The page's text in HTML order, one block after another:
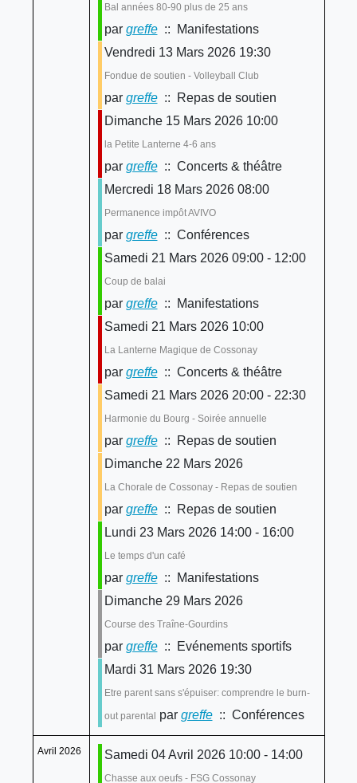
Bal années 80-90 plus de 25 ans
par greffe:: Manifestations
Vendredi 13 Mars 2026 19:30
Fondue de soutien - Volleyball Club
par greffe:: Repas de soutien
Dimanche 15 Mars 2026 10:00
la Petite Lanterne 4-6 ans
par greffe:: Concerts & théâtre
Mercredi 18 Mars 2026 08:00
Permanence impôt AVIVO
par greffe:: Conférences
Samedi 21 Mars 2026 09:00 - 12:00
Coup de balai
par greffe:: Manifestations
Samedi 21 Mars 2026 10:00
La Lanterne Magique de Cossonay
par greffe:: Concerts & théâtre
Samedi 21 Mars 2026 20:00 - 22:30
Harmonie du Bourg - Soirée annuelle
par greffe:: Repas de soutien
Dimanche 22 Mars 2026
La Chorale de Cossonay - Repas de soutien
par greffe:: Repas de soutien
Lundi 23 Mars 2026 14:00 - 16:00
Le temps d'un café
par greffe:: Manifestations
Dimanche 29 Mars 2026
Course des Traîne-Gourdins
par greffe:: Evénements sportifs
Mardi 31 Mars 2026 19:30
Etre parent sans s'épuiser: comprendre le burn-
out parental par greffe:: Conférences
Avril 2026 Samedi 04 Avril 2026 10:00 - 14:00
Chasse aux oeufs - FSG Cossonay